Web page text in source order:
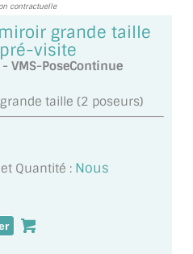
COULEUR
SPORT
DANSE
contractuelle
grande taille
visite
VMS-PoseContinue
taille (2 poseurs)
Quantité : Nous